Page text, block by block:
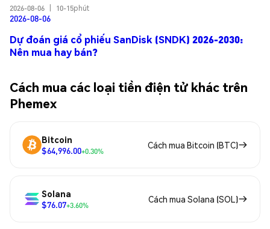
2026-08-06
10-15phút
2026-08-06
Dự đoán giá cổ phiếu SanDisk (SNDK) 2026-2030:
Nên mua hay bán?
Cách mua các loại tiền điện tử khác trên
Phemex
Bitcoin
$64,996.00+0.30%
Cách mua Bitcoin (BTC)
Solana
$76.07+3.60%
Cách mua Solana (SOL)